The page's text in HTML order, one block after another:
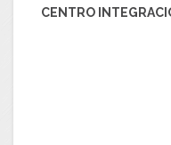
CENTRO